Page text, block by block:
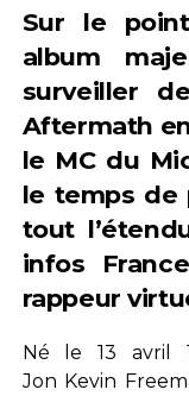
Sur le
album
surveiller
Aftermath
le MC du
le temps de
tout
infos
rappeur
Né le 13 avril
Jon Kevin